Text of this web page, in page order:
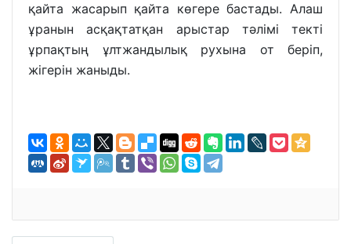
қайта жасарып қайта көгере бастады. Алаш
ұранын асқақтатқан арыстар тәлімі текті
ұрпақтың ұлтжандылық рухына от беріп,
жігерін жаныды.